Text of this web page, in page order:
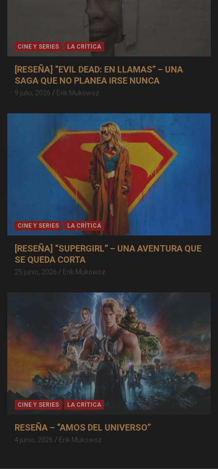
CINE Y SERIES LA CRÍTICA
[RESEÑA] “EVIL DEAD: EN LLAMAS” – UNA
SAGA QUE NO PLANEA IRSE NUNCA
9 julio, 2026 Erik Mukowoz
CINE Y SERIES LA CRÍTICA
[RESEÑA] “SUPERGIRL” – UNA AVENTURA QUE
SE QUEDA CORTA
25 junio, 2026 Erik Mukowoz
CINE Y SERIES LA CRÍTICA
RESEÑA – “AMOS DEL UNIVERSO”
4 junio, 2026 Erik Mukowoz